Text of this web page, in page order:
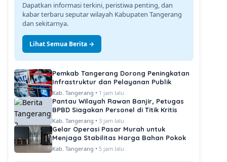
Dapatkan informasi terkini, peristiwa penting, dan
kabar terbaru seputar wilayah Kabupaten Tangerang
dan sekitarnya.
Lihat Semua Berita →
Pemkab Tangerang Dorong Peningkatan
Infrastruktur dan Pelayanan Publik
Kab. Tangerang • 1 jam lalu
Pantau Wilayah Rawan Banjir, Petugas
BPBD Siagakan Personel di Titik Kritis
Kab. Tangerang • 3 jam lalu
Gelar Operasi Pasar Murah untuk
Menjaga Stabilitas Harga Bahan Pokok
Kab. Tangerang • 5 jam lalu